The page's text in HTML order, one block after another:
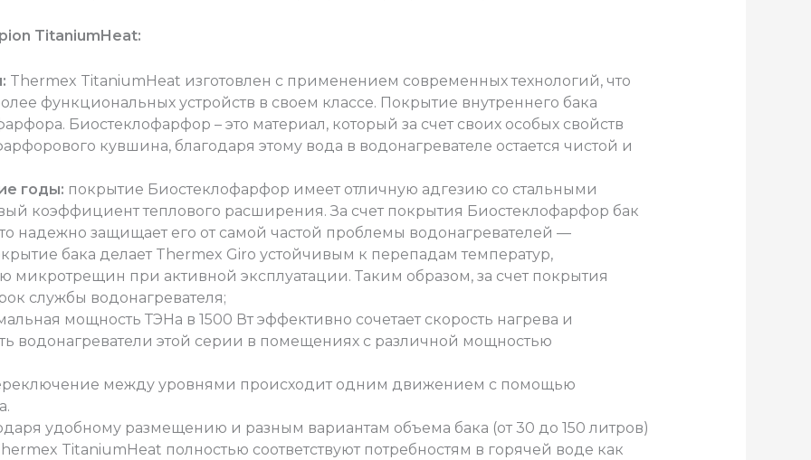
TitaniumHeat:
Thermex TitaniumHeat изготовлен с применением современных технологий, что
функциональных устройств в своем классе. Покрытие внутреннего бака
Биостеклофарфор – это материал, который за счет своих особых свойств
кувшина, благодаря этому вода в водонагревателе остается чистой и
годы: покрытие Биостеклофарфор имеет отличную адгезию со стальными
коэффициент теплового расширения. За счет покрытия Биостеклофарфор бак
надежно защищает его от самой частой проблемы водонагревателей —
бака делает Thermex Giro устойчивым к перепадам температур,
микротрещин при активной эксплуатации. Таким образом, за счет покрытия
службы водонагревателя;
мощность ТЭНа в 1500 Вт эффективно сочетает скорость нагрева и
водонагреватели этой серии в помещениях с различной мощностью
между уровнями происходит одним движением с помощью
удобному размещению и разным вариантам объема бака (от 30 до 150 литров)
TitaniumHeat полностью соответствуют потребностям в горячей воде как